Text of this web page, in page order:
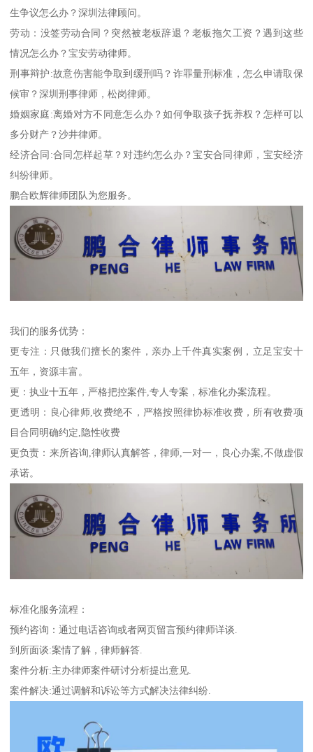
生争议怎么办？深圳法律顾问。
劳动：没签劳动合同？突然被老板辞退？老板拖欠工资？遇到这些
情况怎么办？宝安劳动律师。
刑事辩护:故意伤害能争取到缓刑吗？诈罪量刑标准，怎么申请取保
候审？深圳刑事律师，松岗律师。
婚姻家庭:离婚对方不同意怎么办？如何争取孩子抚养权？怎样可以
多分财产？沙井律师。
经济合同:合同怎样起草？对违约怎么办？宝安合同律师，宝安经济
纠纷律师。
鹏合欧辉律师团队为您服务。
我们的服务优势：
更专注：只做我们擅长的案件，亲办上千件真实案例，立足宝安十
五年，资源丰富。
更：执业十五年，严格把控案件,专人专案，标准化办案流程。
更透明：良心律师,收费绝不，严格按照律协标准收费，所有收费项
目合同明确约定,隐性收费
更负责：来所咨询,律师认真解答，律师,一对一，良心办案,不做虚假
承诺。
标准化服务流程：
预约咨询：通过电话咨询或者网页留言预约律师详谈.
到所面谈:案情了解，律师解答.
案件分析:主办律师案件研讨分析提出意见.
案件解决:通过调解和诉讼等方式解决法律纠纷.